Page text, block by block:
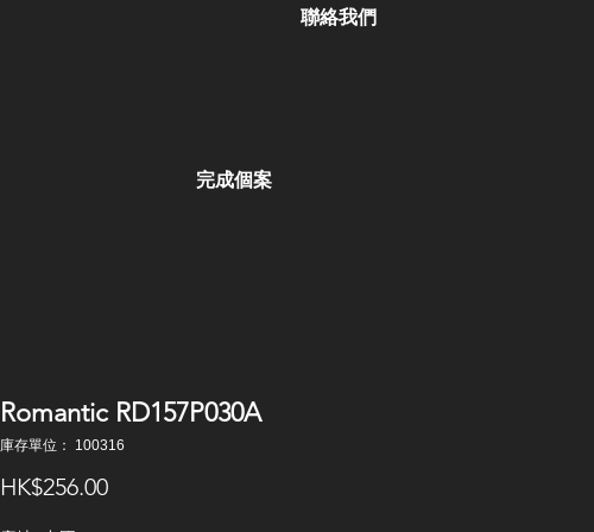
聯絡我們
完成個案
Romantic RD157P030A
庫存單位： 100316
HK$256.00價